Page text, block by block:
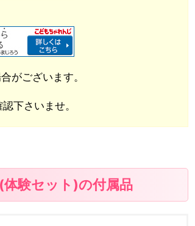
がございます。
下さいませ。
験セット)の付属品